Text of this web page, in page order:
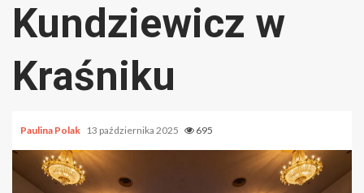
Kundziewicz w
Kraśniku
Paulina Polak 13 października 2025 695